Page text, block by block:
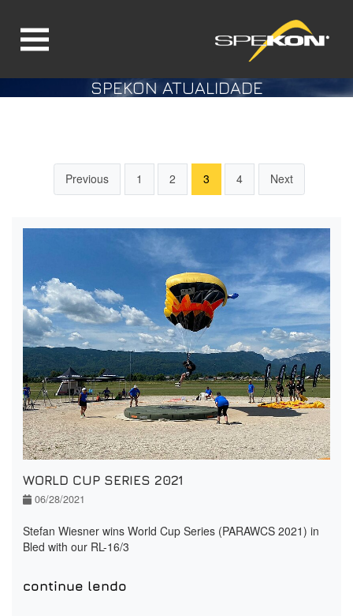
Jump directly to main navigation
Jump directly to contentSPEKON ATUALIDADE
Previous 1 2 3 4 Next
WORLD CUP SERIES 2021
06/28/2021
Stefan Wiesner wins World Cup Series (PARAWCS 2021) in
Bled with our RL-16/3
continue lendo